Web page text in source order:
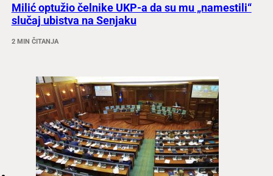
Milić optužio čelnike UKP-a da su mu „namestili“
slučaj ubistva na Senjaku
2 MIN ČITANJA